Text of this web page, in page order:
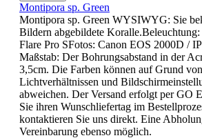
Montipora sp. Green
Montipora sp. Green WYSIWYG: Sie
Bildern abgebildete
Flare Pro SFotos: Canon EOS 2000D /
Maßstab: Der Bohrungsabstand in der
3,5cm. Die Farben können auf Grund
Lichtverhältnissen und
abweichen. Der Versand erfolgt per GO
Sie ihren Wunschliefertag im
kontaktieren Sie uns direkt. Eine
Vereinbarung ebenso möglich.